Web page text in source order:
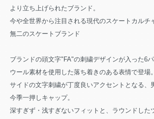
より立ち上げられたブランド。
今や全世界から注目される現代のスケートカルチ
無二のスケートブランド
ブランドの頭文字"FA"の刺繍デザインが入った6パ
ウール素材を使用した落ち着きのある表情で登場。
サイドの文字刺繍が丁度良いアクセントとなる、
今季一押しキャップ。
深すぎず・浅すぎないフィットと、ラウンドした